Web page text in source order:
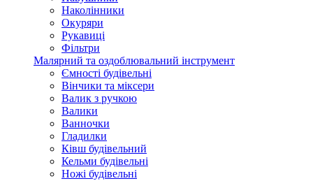
Наколінники
Окуряри
Рукавиці
Фільтри
Малярний та оздоблювальний інструмент
Ємності будівельні
Вінчики та міксери
Валик з ручкою
Валики
Ванночки
Гладилки
Ківш будівельний
Кельми будівельні
Ножі будівельні